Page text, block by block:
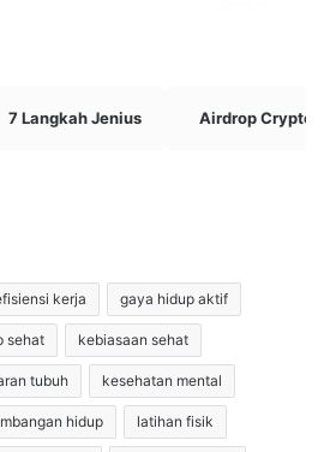
7 Langkah Jenius Airdrop Crypto
kerja gaya hidup aktif
sehat kebiasaan sehat
tubuh kesehatan mental
hidup latihan fisik